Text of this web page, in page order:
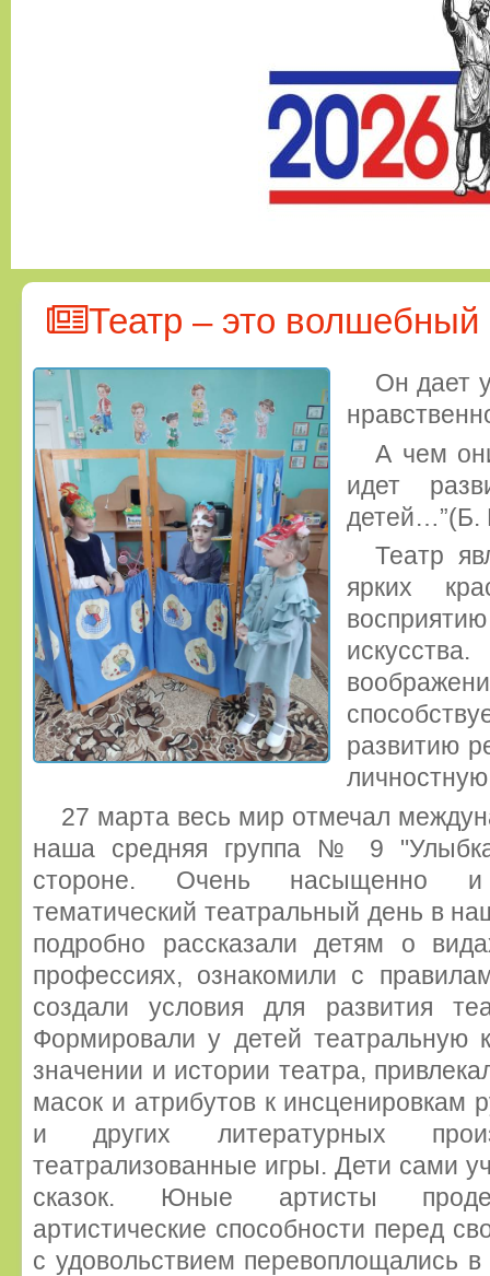
Театр – это
Он дает
А чем
идет
детей…”(Б.
Театр
ярких
развитию
личностную
27 марта весь мир отмечал
наша средняя группа № 9
стороне. Очень насыщенно
тематический театральный день в
подробно рассказали детям о
профессиях, ознакомили с
создали условия для развития
Формировали у детей театральную
значении и истории театра,
масок и атрибутов к инсценировкам
и других литературных
театрализованные игры. Дети сами
сказок. Юные артисты
артистические способности перед
с удовольствием перевоплощались